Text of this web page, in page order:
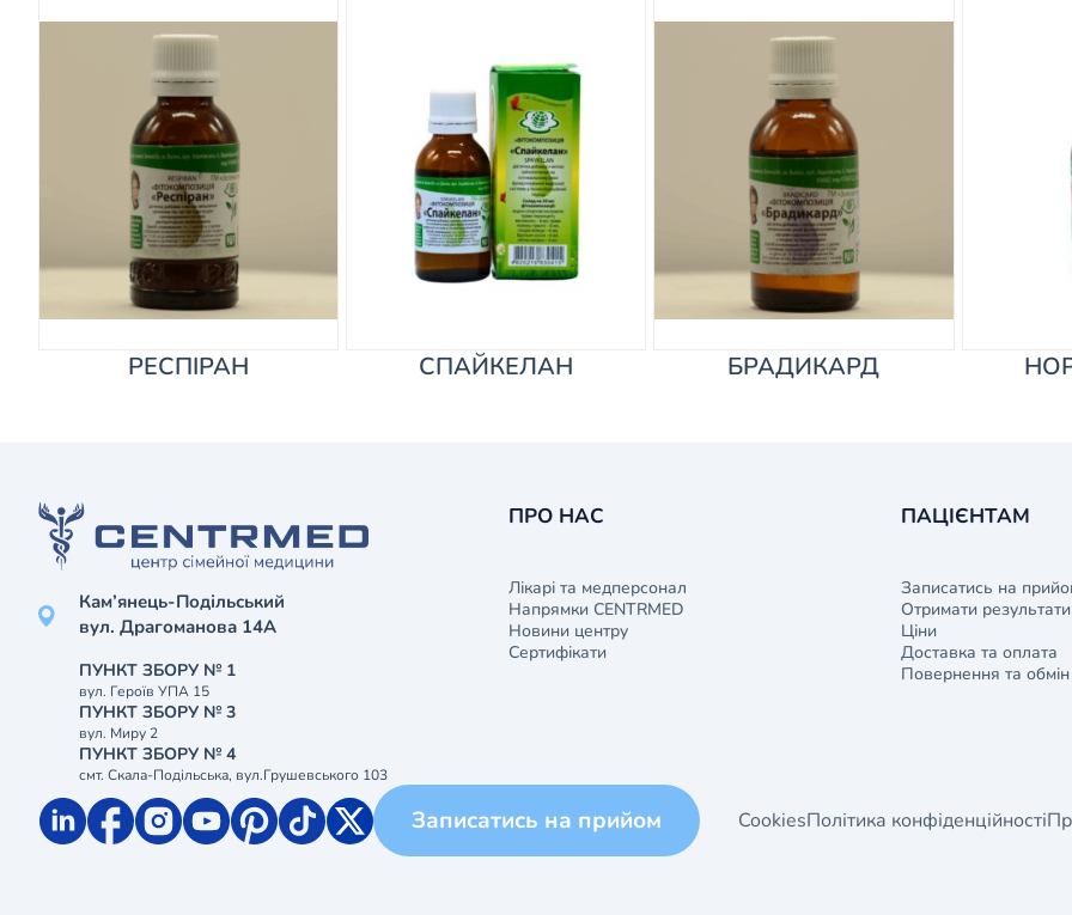
РЕСПІРАН СПАЙКЕЛАН БРАДИКАРД
Кам’янець-Подільський
вул. Драгоманова 14А
ПУНКТ ЗБОРУ № 1
вул. Героїв УПА 15
ПУНКТ ЗБОРУ № 3
вул. Миру 2
ПУНКТ ЗБОРУ № 4
смт. Скала-Подільська, вул.Грушевського 103
ПРО НАС
Лікарі та медперсонал
Напрямки CENTRMED
Новини центру
Сертифікати
ПАЦІЄНТАМ
Записатись на
Отримати результати
Ціни
Доставка та оплата
Повернення та обмін
Записатись на прийом CookiesПолітика конфіденційності